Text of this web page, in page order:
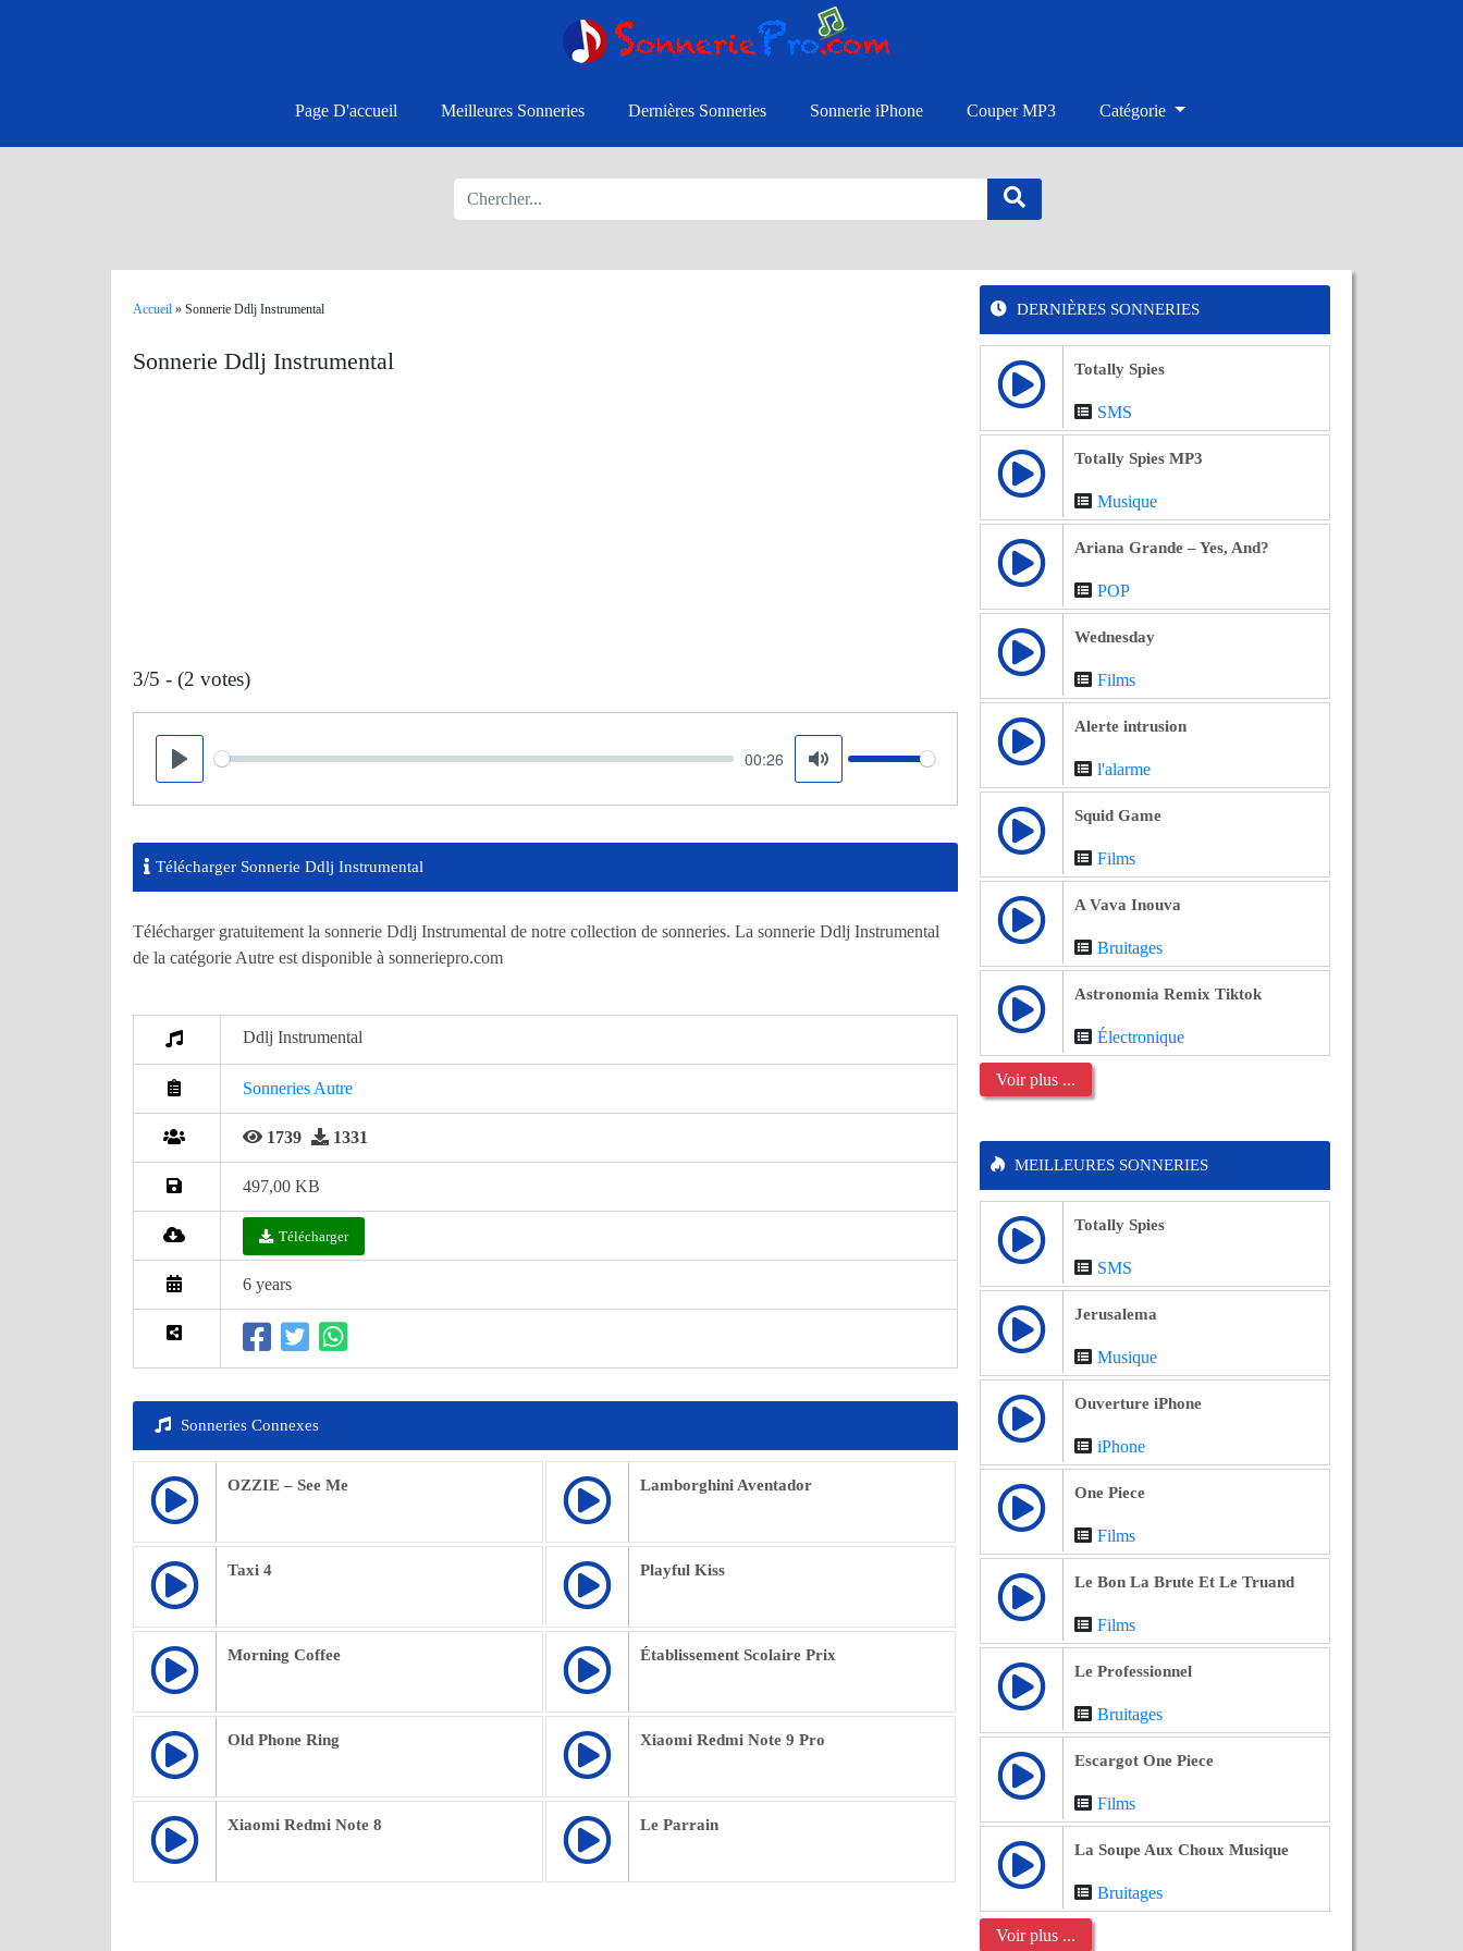
Page D'accueil Meilleures Sonneries Dernières Sonneries Sonnerie iPhone Couper MP3 Catégorie
Accueil » Sonnerie Ddlj Instrumental
Sonnerie Ddlj Instrumental
3/5 - (2 votes)
Play
Seek 00:26
Mute
Volume
Télécharger Sonnerie Ddlj Instrumental
Télécharger gratuitement la sonnerie Ddlj Instrumental de notre collection de sonneries. La sonnerie Ddlj Instrumental
de la catégorie Autre est disponible à sonneriepro.com
Ddlj Instrumental
Sonneries Autre
1739 1331
497,00 KB
Télécharger
6 years
Sonneries Connexes
OZZIE – See Me Lamborghini Aventador
Taxi 4 Playful Kiss
Morning Coffee Établissement Scolaire Prix
Old Phone Ring Xiaomi Redmi Note 9 Pro
Xiaomi Redmi Note 8 Le Parrain
DERNIÈRES SONNERIES
Totally Spies
SMS
Totally Spies MP3
Musique
Ariana Grande – Yes, And?
POP
Wednesday
Films
Alerte intrusion
l'alarme
Squid Game
Films
A Vava Inouva
Bruitages
Astronomia Remix Tiktok
Électronique
Voir plus ...
MEILLEURES SONNERIES
Totally Spies
SMS
Jerusalema
Musique
Ouverture iPhone
iPhone
One Piece
Films
Le Bon La Brute Et Le Truand
Films
Le Professionnel
Bruitages
Escargot One Piece
Films
La Soupe Aux Choux Musique
Bruitages
Voir plus ...